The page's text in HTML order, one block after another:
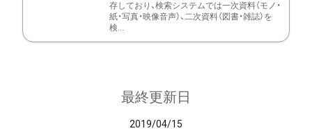
存しており、検索システムでは一次資料（モノ・
紙・写真・映像音声）、二次資料（図書・雑誌）を
検...
最終更新日
2019/04/15